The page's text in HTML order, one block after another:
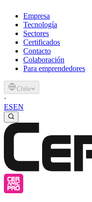
Empresa
Tecnología
Sectores
Certificados
Contacto
Colaboración
Para emprendedores
Chile
·
ESEN